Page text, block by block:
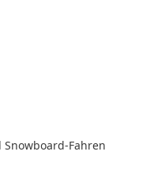
Fahren